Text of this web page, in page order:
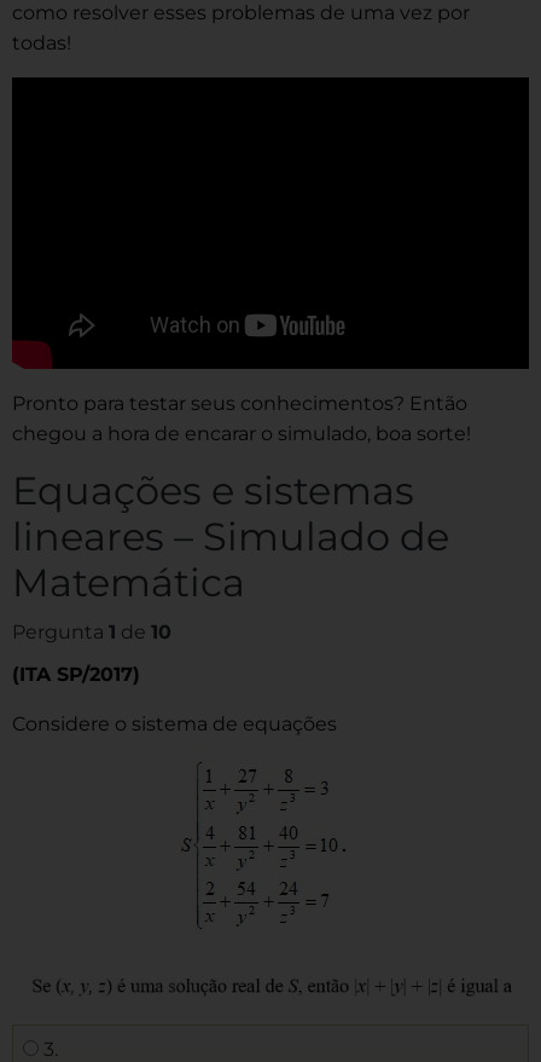
como resolver esses problemas de uma vez por
todas!
Pronto para testar seus conhecimentos? Então
chegou a hora de encarar o simulado, boa sorte!
Equações e sistemas
lineares – Simulado de
Matemática
Pergunta 1 de 10
(ITA SP/2017)
Considere o sistema de equações
3.